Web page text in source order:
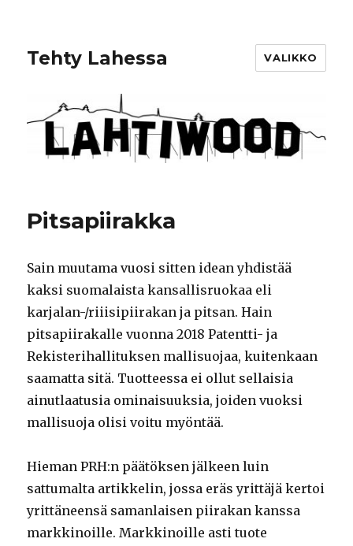
Tehty Lahessa VALIKKO
Pitsapiirakka
Sain muutama vuosi sitten idean yhdistää
kaksi suomalaista kansallisruokaa eli
karjalan-/riiisipiirakan ja pitsan. Hain
pitsapiirakalle vuonna 2018 Patentti- ja
Rekisterihallituksen mallisuojaa, kuitenkaan
saamatta sitä. Tuotteessa ei ollut sellaisia
ainutlaatusia ominaisuuksia, joiden vuoksi
mallisuoja olisi voitu myöntää.
Hieman PRH:n päätöksen jälkeen luin
sattumalta artikkelin, jossa eräs yrittäjä kertoi
yrittäneensä samanlaisen piirakan kanssa
markkinoille. Markkinoille asti tuote